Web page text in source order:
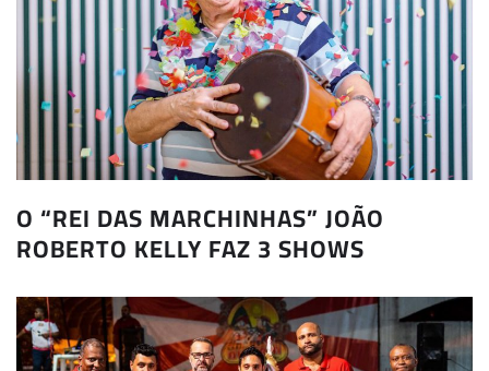
O “REI DAS MARCHINHAS” JOÃO
ROBERTO KELLY FAZ 3 SHOWS